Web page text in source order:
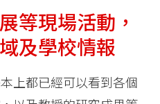
等現場活動，
及學校情報
上都已經可以看到各個